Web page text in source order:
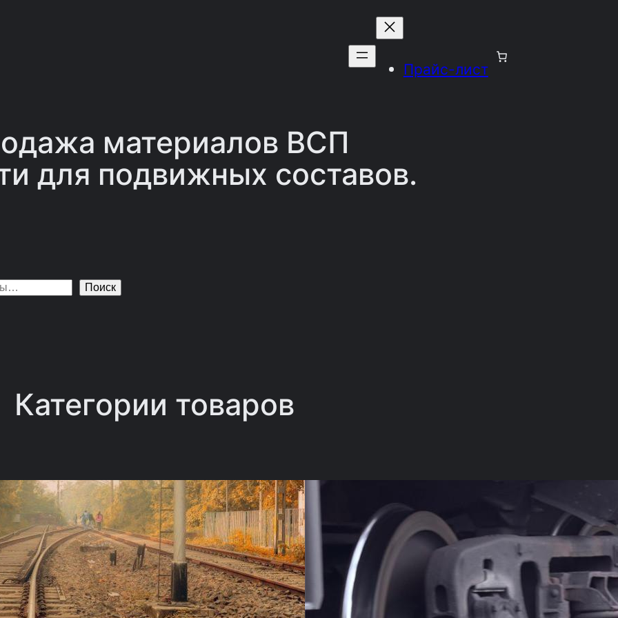
Прайс-лист
материалов ВСП
для подвижных составов.
Поиск
Категории товаров